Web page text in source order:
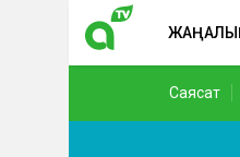
Саясат